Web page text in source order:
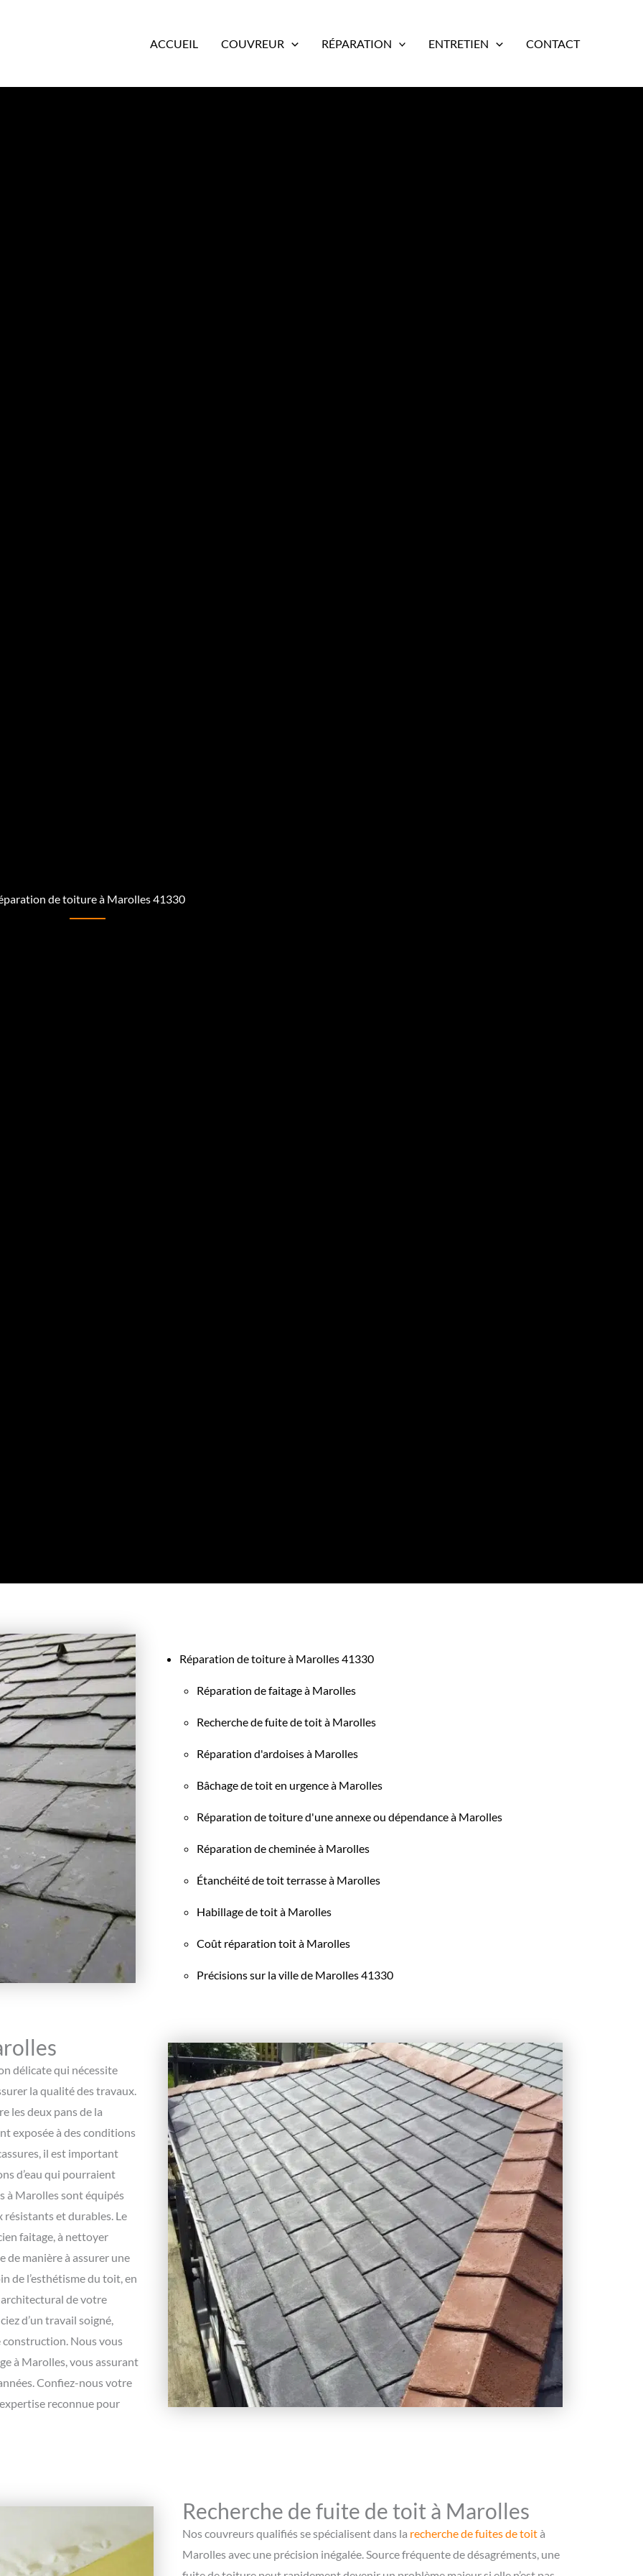
ACCUEIL COUVREUR RÉPARATION ENTRETIEN CONTACT
de toiture à Marolles 41330
Réparation de toiture à Marolles 41330
Réparation de faitage à Marolles
Recherche de fuite de toit à Marolles
Réparation d'ardoises à Marolles
Bâchage de toit en urgence à Marolles
Réparation de toiture d'une annexe ou dépendance à Marolles
Réparation de cheminée à Marolles
Étanchéité de toit terrasse à Marolles
Habillage de toit à Marolles
Coût réparation toit à Marolles
Précisions sur la ville de Marolles 41330
délicate qui nécessite
la qualité des travaux.
les deux pans de la
exposée à des conditions
il est important
d’eau qui pourraient
à Marolles sont équipés
et durables. Le
faitage, à nettoyer
de manière à assurer une
de l’esthétisme du toit, en
architectural de votre
d’un travail soigné,
construction. Nous vous
à Marolles, vous assurant
Confiez-nous votre
reconnue pour
Recherche de fuite de toit à Marolles
Nos couvreurs qualifiés se spécialisent dans la recherche de fuites de toità
Marolles avec une précision inégalée. Source fréquente de désagréments, une